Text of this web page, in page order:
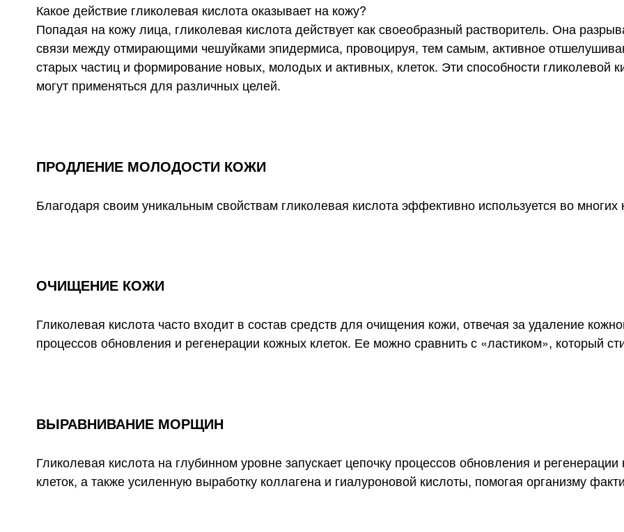
Какое действие гликолевая кислота оказывает на кожу?
Попадая на кожу лица, гликолевая кислота действует как своеобразный растворитель. Она
связи между отмирающими чешуйками эпидермиса, провоцируя, тем самым, активное
старых частиц и формирование новых, молодых и активных, клеток. Эти способности гликолевой
могут применяться для различных целей.
ПРОДЛЕНИЕ МОЛОДОСТИ КОЖИ
Благодаря своим уникальным свойствам гликолевая кислота эффективно используется во многих
ОЧИЩЕНИЕ КОЖИ
Гликолевая кислота часто входит в состав средств для очищения кожи, отвечая за удаление
процессов обновления и регенерации кожных клеток. Ее можно сравнить с «ластиком», который
ВЫРАВНИВАНИЕ МОРЩИН
Гликолевая кислота на глубинном уровне запускает цепочку процессов обновления и
клеток, а также усиленную выработку коллагена и гиалуроновой кислоты, помогая организму